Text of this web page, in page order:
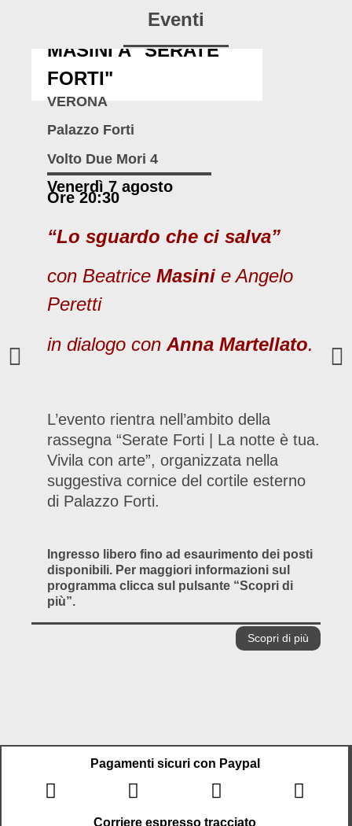
Eventi
MASINI A "SERATE
FORTI"
VERONA
Palazzo Forti
Volto Due Mori 4
Venerdì 7 agosto
Ore 20:30
“Lo sguardo che ci salva”
con Beatrice Masini e Angelo
Peretti
in dialogo con Anna Martellato.
L’evento rientra nell’ambito della
rassegna “Serate Forti | La notte è tua.
Vivila con arte”, organizzata nella
suggestiva cornice del cortile esterno
di Palazzo Forti.
Ingresso libero fino ad esaurimento dei posti
disponibili. Per maggiori informazioni sul
programma clicca sul pulsante “Scopri di
più”.
Scopri di più
Pagamenti sicuri con Paypal
Corriere espresso tracciato